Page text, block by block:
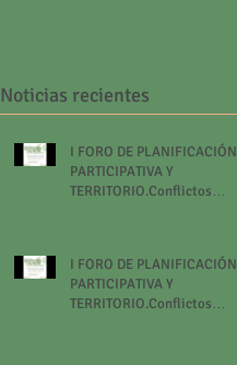
Noticias recientes
I FORO DE PLANIFICACIÓN
PARTICIPATIVA Y
TERRITORIO.Conflictos
I FORO DE PLANIFICACIÓN
PARTICIPATIVA Y
TERRITORIO.Conflictos